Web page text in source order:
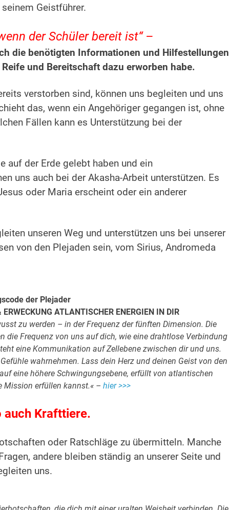
Geistführer.
der Schüler bereit ist“ –
die benötigten Informationen und Hilfestellungen
und Bereitschaft dazu erworben habe.
verstorben sind, können uns begleiten und uns
das, wenn ein Angehöriger gegangen ist, ohne
Fällen kann es Unterstützung bei der
auf der Erde gelebt haben und ein
uns auch bei der Akasha-Arbeit unterstützen. Es
oder Maria erscheint oder ein anderer
unseren Weg und unterstützen uns bei unserer
von den Plejaden sein, vom Sirius, Andromeda
der Plejader
ATLANTISCHER ENERGIEN IN DIR
zu werden – in der Frequenz der fünften Dimension. Die
die Frequenz von uns auf dich, wie eine drahtlose Verbindung
eine Kommunikation auf Zellebene zwischen dir und uns.
wahrnehmen. Lass dein Herz und deinen Geist von den
eine höhere Schwingungsebene, erfüllt von atlantischen
Mission erfüllen kannst.« – hier >>>
auch Krafttiere.
oder Ratschläge zu übermitteln. Manche
andere bleiben ständig an unserer Seite und
uns.